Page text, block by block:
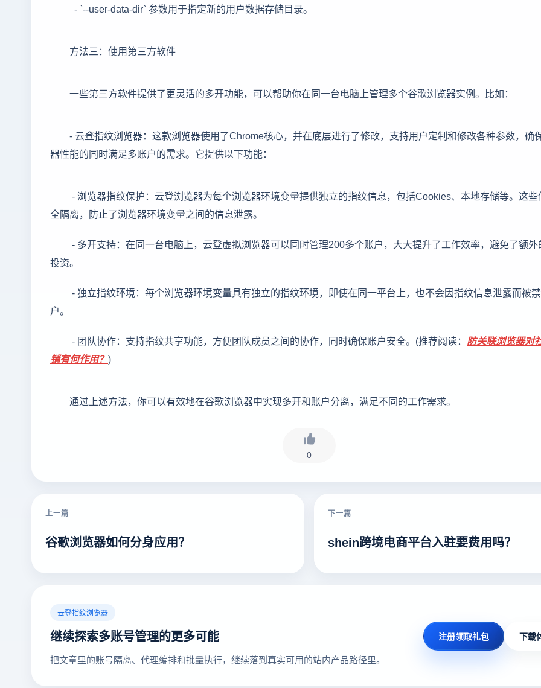
- `--user-data-dir` 参数用于指定新的用户数据存储目录。
方法三：使用第三方软件
一些第三方软件提供了更灵活的多开功能，可以帮助你在同一台电脑上管理多个谷歌浏览器实例。比如：
- 云登指纹浏览器：这款浏览器使用了Chrome核心，并在底层进行了修改，支持用户定制和修改各种参数，确
器性能的同时满足多账户的需求。它提供以下功能：
- 浏览器指纹保护：云登浏览器为每个浏览器环境变量提供独立的指纹信息，包括Cookies、本地存储等。这些
全隔离，防止了浏览器环境变量之间的信息泄露。
- 多开支持：在同一台电脑上，云登虚拟浏览器可以同时管理200多个账户，大大提升了工作效率，避免了额
投资。
- 独立指纹环境：每个浏览器环境变量具有独立的指纹环境，即使在同一平台上，也不会因指纹信息泄露而被
户。
- 团队协作：支持指纹共享功能，方便团队成员之间的协作，同时确保账户安全。(推荐阅读： 防关联浏览器对
销有何作用？ )
通过上述方法，你可以有效地在谷歌浏览器中实现多开和账户分离，满足不同的工作需求。
0
上一篇
谷歌浏览器如何分身应用？
下一篇
shein跨境电商平台入驻要费用吗？
云登指纹浏览器
继续探索多账号管理的更多可能
把文章里的账号隔离、代理编排和批量执行，继续落到真实可用的站内产品路径里。
注册领取礼包 下载